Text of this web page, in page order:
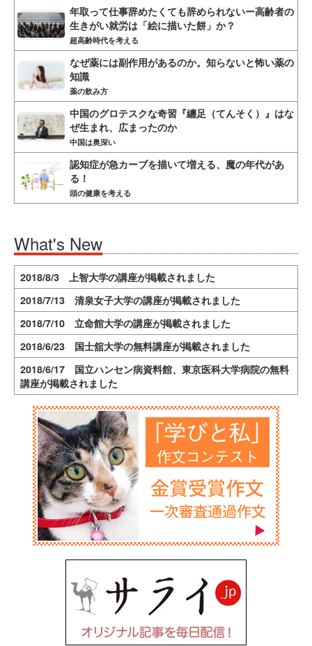
年取って仕事辞めたくても辞められないー高齢者の
生きがい就労は「絵に描いた餅」か？
超高齢時代を考える
なぜ薬には副作用があるのか。知らないと怖い薬の
知識
薬の飲み方
中国のグロテスクな奇習『纏足（てんそく）』はな
ぜ生まれ、広まったのか
中国は奥深い
認知症が急カーブを描いて増える、魔の年代があ
る！
頭の健康を考える
What's New
2018/8/3 上智大学の講座が掲載されました
2018/7/13 清泉女子大学の講座が掲載されました
2018/7/10 立命館大学の講座が掲載されました
2018/6/23 国士舘大学の無料講座が掲載されました
2018/6/17 国立ハンセン病資料館、東京医科大学病院の無料
講座が掲載されました